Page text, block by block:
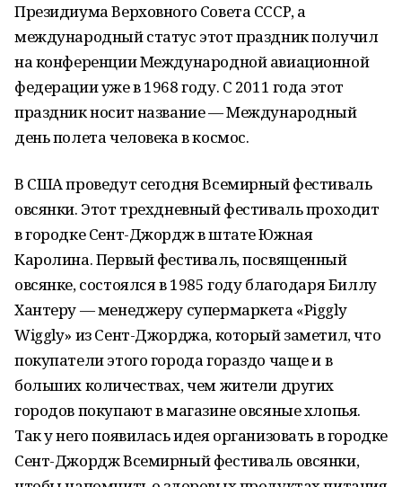
Президиума Верховного Совета СССР, а
международный статус этот праздник получил
на конференции Международной авиационной
федерации уже в 1968 году. С 2011 года этот
праздник носит название — Международный
день полета человека в космос.
В США проведут сегодня Всемирный фестиваль
овсянки. Этот трехдневный фестиваль проходит
в городке Сент-Джордж в штате Южная
Каролина. Первый фестиваль, посвященный
овсянке, состоялся в 1985 году благодаря Биллу
Хантеру — менеджеру супермаркета «Piggly
Wiggly» из Сент-Джорджа, который заметил, что
покупатели этого города гораздо чаще и в
больших количествах, чем жители других
городов покупают в магазине овсяные хлопья.
Так у него появилась идея организовать в городке
Сент-Джордж Всемирный фестиваль овсянки,